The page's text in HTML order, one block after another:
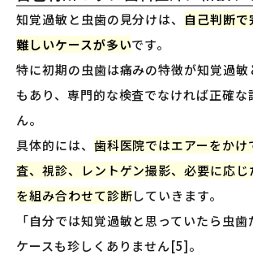
知覚過敏と虫歯の見分けは、 自己判断
難しいケースが多いです。
特に初期の虫歯は痛みの特徴が知覚過敏
もあり、専門的な検査でなければ正確な
ん。
具体的には、 歯科医院ではエアーをか
査、視診、レントゲン撮影、必要に応
を組み合わせて診断していきます。
「自分では知覚過敏と思っていたら虫
ケースも珍しくありません[5]。